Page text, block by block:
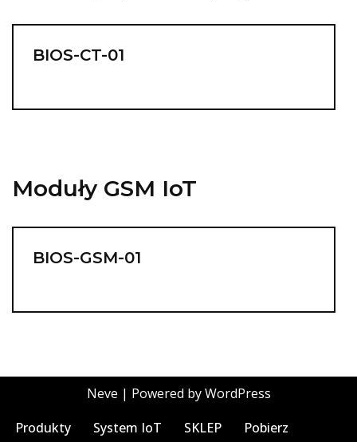
BIOS-CT-01
Moduły GSM IoT
BIOS-GSM-01
Neve | Powered byWordPress
Produkty
System IoT SKLEP
Pobierz